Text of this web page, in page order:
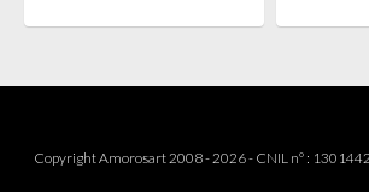
Copyright Amorosart 2008 - 2026 - CNIL n° :